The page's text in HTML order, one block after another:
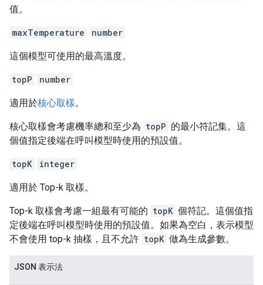
值。
maxTemperature number
這個模型可使用的最高溫度。
topP number
適用於核心取樣。
核心取樣會考慮機率總和至少為 topP 的最小符記集。這
個值指定後端在呼叫模型時使用的預設值。
topK integer
適用於 Top-k 取樣。
Top-k 取樣會考慮一組最有可能的 topK 個符記。這個值指
定後端在呼叫模型時使用的預設值。如果為空白，表示模型
不會使用 top-k 抽樣，且不允許 topK 做為生成參數。
JSON 表示法